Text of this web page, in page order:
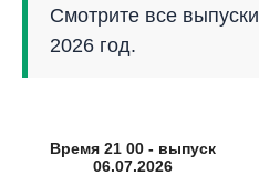
Смотрите все выпуски
2026 год.
Время 21 00 - выпуск
06.07.2026